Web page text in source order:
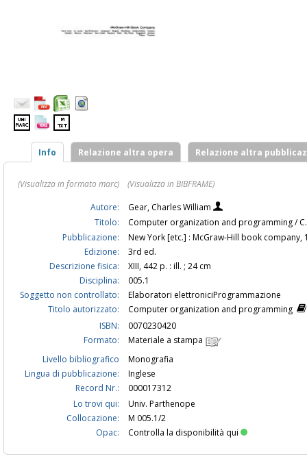
Info Relazione altra opera Relazione altra
(Visualizza in formato marc)
(Visualizza in BIBFRAME)
Autore:
Gear, Charles William
Titolo:
Computer organization and programming /
Pubblicazione:
New York [etc.] : McGraw-Hill book company,
Edizione:
3rd ed.
Descrizione fisica:
XIII, 442 p. : ill. ; 24 cm
Disciplina:
005.1
Soggetto non controllato:
Elaboratori elettroniciProgrammazione
Titolo autorizzato:
Computer organization and programming
ISBN:
0070230420
Formato:
Materiale a stampa
Livello bibliografico
Monografia
Lingua di pubblicazione:
Inglese
Record Nr.:
000017312
Lo trovi qui:
Univ. Parthenope
Collocazione:
M 005.1/2
Opac:
Controlla la disponibilità qui